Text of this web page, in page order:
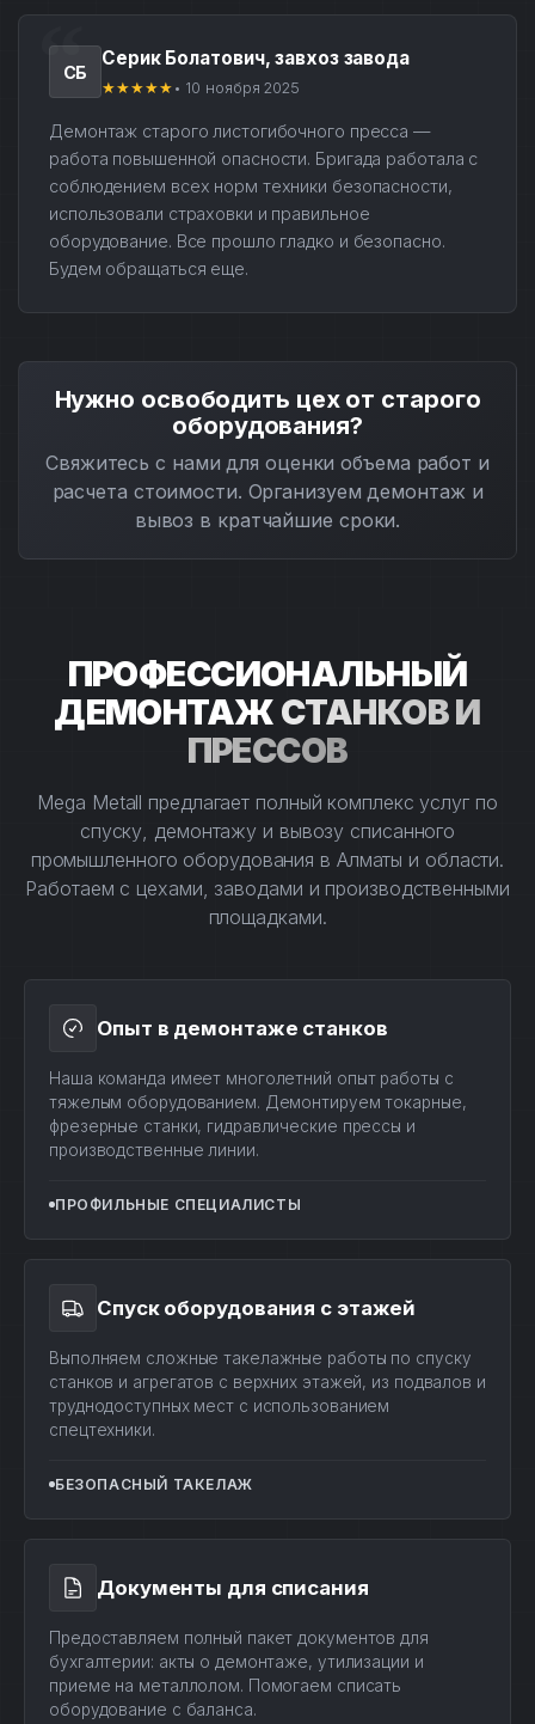
СБ
Серик Болатович, завхоз завода
★★★★★ • 10 ноября 2025
Демонтаж старого листогибочного пресса —
работа повышенной опасности. Бригада работала с
соблюдением всех норм техники безопасности,
использовали страховки и правильное
оборудование. Все прошло гладко и безопасно.
Будем обращаться еще.
Нужно освободить цех от старого
оборудования?
Свяжитесь с нами для оценки объема работ и
расчета стоимости. Организуем демонтаж и
вывоз в кратчайшие сроки.
ПРОФЕССИОНАЛЬНЫЙ
ДЕМОНТАЖ СТАНКОВ И
ПРЕССОВ
Mega Metall предлагает полный комплекс услуг по
спуску, демонтажу и вывозу списанного
промышленного оборудования в Алматы и области.
Работаем с цехами, заводами и производственными
площадками.
Опыт в демонтаже станков
Наша команда имеет многолетний опыт работы с
тяжелым оборудованием. Демонтируем токарные,
фрезерные станки, гидравлические прессы и
производственные линии.
ПРОФИЛЬНЫЕ СПЕЦИАЛИСТЫ
Спуск оборудования с этажей
Выполняем сложные такелажные работы по спуску
станков и агрегатов с верхних этажей, из подвалов и
труднодоступных мест с использованием
спецтехники.
БЕЗОПАСНЫЙ ТАКЕЛАЖ
Документы для списания
Предоставляем полный пакет документов для
бухгалтерии: акты о демонтаже, утилизации и
приеме на металлолом. Помогаем списать
оборудование с баланса.